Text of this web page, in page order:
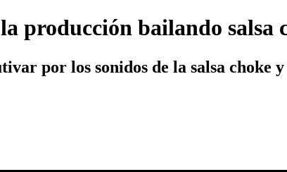
producción bailando salsa
por los sonidos de la salsa choke